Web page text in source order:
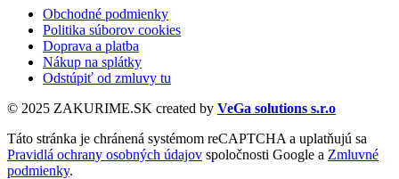
Obchodné podmienky
Politika súborov cookies
Doprava a platba
Nákup na splátky
Odstúpiť od zmluvy tu
© 2025 ZAKURIME.SK created by VeGa solutions s.r.o
Táto stránka je chránená systémom reCAPTCHA a uplatňujú sa
Pravidlá ochrany osobných údajov spoločnosti Google a Zmluvné
podmienky.